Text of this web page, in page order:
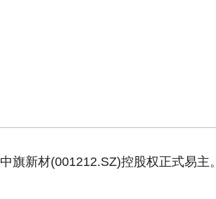
中旗新材(001212.SZ)控股权正式易主。